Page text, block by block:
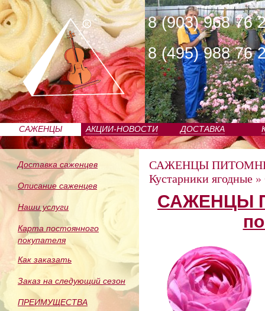
8 (903) 968 76
8 (495) 988 76
САЖЕНЦЫ
ПИТОМНИКА
АКЦИИ-НОВОСТИ ДОСТАВКА
Доставка саженцев
Описание саженцев
Наши услуги
Карта постоянного
покупателя
Как заказать
Заказ на следующий сезон
ПРЕИМУЩЕСТВА
САЖЕНЦЫ
Кустарники ягодные »
САЖЕНЦЫ